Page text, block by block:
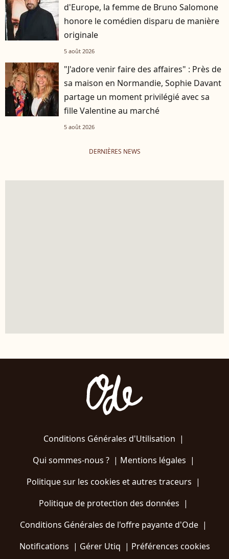
d'Europe, la femme de Bruno Salomone
honore le comédien disparu de manière
originale
5 août 2026
"J'adore venir faire des affaires" : Près de
sa maison en Normandie, Sophie Davant
partage un moment privilégié avec sa
fille Valentine au marché
5 août 2026
DERNIÈRES NEWS
Conditions Générales d'Utilisation |
Qui sommes-nous ?| Mentions légales |
Politique sur les cookies et autres traceurs |
Politique de protection des données |
Conditions Générales de l'offre payante d'Ode |
Notifications | Gérer Utiq | Préférences cookies